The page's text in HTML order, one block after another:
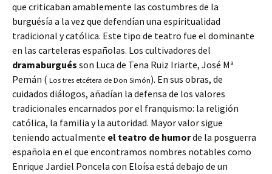
que criticaban amablemente las costumbres de la
burguésía a la vez que defendían una espiritualidad
tradicional y católica. Este tipo de teatro fue el dominante
en las carteleras españolas. Los cultivadores del
dramaburgués son Luca de Tena Ruiz Iriarte, José Mª
Pemán ( Los tres etcétera de Don Simón). En sus obras, de
cuidados diálogos, añadían la defensa de los valores
tradicionales encarnados por el franquismo: la religión
católica, la familia y la autoridad. Mayor valor sigue
teniendo actualmente el teatro de humorde la posguerra
española en el que encontramos nombres notables como
Enrique Jardiel Poncela con Eloísa está debajo de un